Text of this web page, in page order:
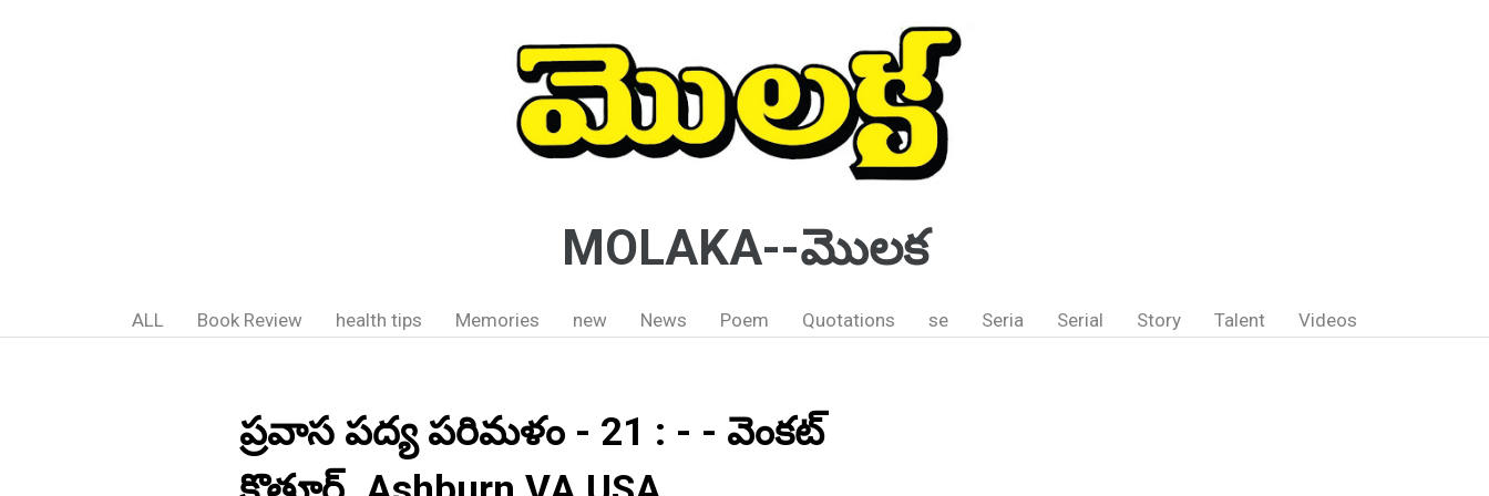
MOLAKA--మొలక
ALL Book Review health tips Memories new News Poem Quotations se Seria Serial Story Talent Videos
ప్రవాస పద్య పరిమళం - 21 : - - వెంకట్